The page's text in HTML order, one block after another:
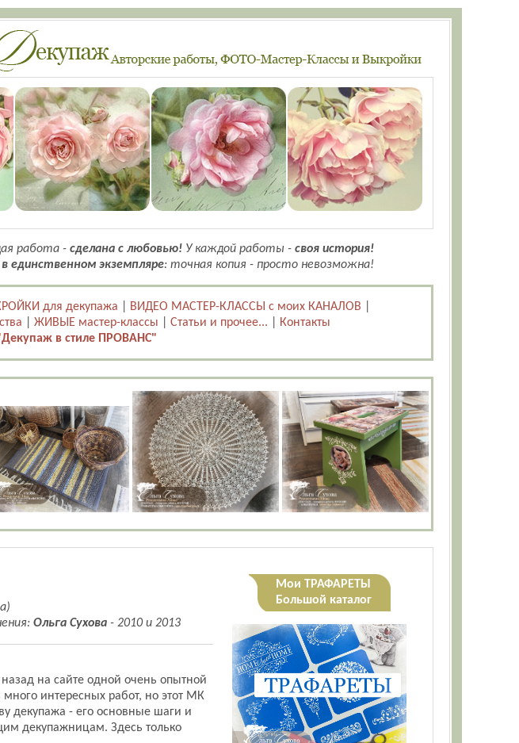
работа - сделана с любовью! У каждой работы - своя история!
в единственном экземпляре: точная копия - просто невозможна!
для декупажа ВИДЕО МАСТЕР-КЛАССЫ с моих КАНАЛОВ
ЖИВЫЕ мастер-классы Статьи и прочее...
Контакты
в стиле ПРОВАНС"
Ольга Сухова - 2010 и 2013
на сайте одной очень опытной
много интересных работ, но этот МК
декупажа - его основные шаги и
декупажницам. Здесь только
Мои ТРАФАРЕТЫ
Большой каталог